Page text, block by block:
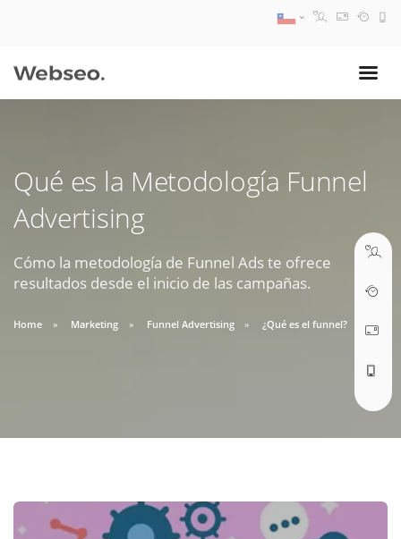
Qué es la Metodología Funnel
Advertising
Cómo la metodología de Funnel Ads te ofrece
resultados desde el inicio de las campañas.
Home Marketing Funnel Advertising ¿Qué es el funnel?
09:30 AM A 18:30 PM
soporte@webseo.cl